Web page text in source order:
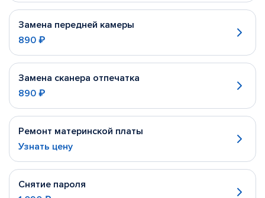
Замена передней камеры
890 ₽
Замена сканера отпечатка
890 ₽
Ремонт материнской платы
Узнать цену
Снятие пароля